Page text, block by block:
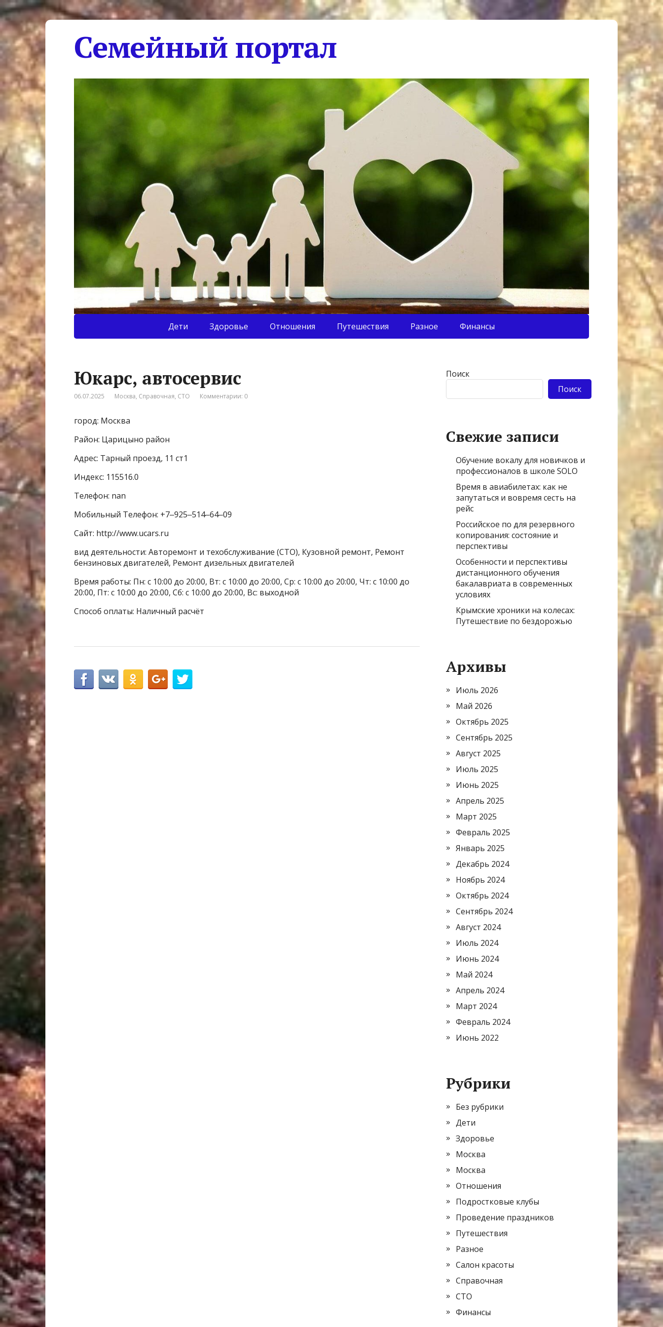
Семейный портал
Дети Здоровье Отношения Путешествия Разное Финансы
Юкарс, автосервис
06.07.2025 Москва, Справочная, СТО Комментарии: 0
город: Москва
Район: Царицыно район
Адрес: Тарный проезд, 11 ст1
Индекс: 115516.0
Телефон: nan
Мобильный Телефон: +7‒925‒514‒64‒09
Сайт: http://www.ucars.ru
вид деятельности: Авторемонт и техобслуживание (СТО), Кузовной ремонт, Ремонт
бензиновых двигателей, Ремонт дизельных двигателей
Время работы: Пн: с 10:00 до 20:00, Вт: с 10:00 до 20:00, Ср: с 10:00 до 20:00, Чт: с 10:00 до
20:00, Пт: с 10:00 до 20:00, Сб: с 10:00 до 20:00, Вс: выходной
Способ оплаты: Наличный расчёт
Поиск
Поиск
Свежие записи
Обучение вокалу для новичков и
профессионалов в школе SOLO
Время в авиабилетах: как не
запутаться и вовремя сесть на
рейс
Российское по для резервного
копирования: состояние и
перспективы
Особенности и перспективы
дистанционного обучения
бакалавриата в современных
условиях
Крымские хроники на колесах:
Путешествие по бездорожью
Архивы
Июль 2026
Май 2026
Октябрь 2025
Сентябрь 2025
Август 2025
Июль 2025
Июнь 2025
Апрель 2025
Март 2025
Февраль 2025
Январь 2025
Декабрь 2024
Ноябрь 2024
Октябрь 2024
Сентябрь 2024
Август 2024
Июль 2024
Июнь 2024
Май 2024
Апрель 2024
Март 2024
Февраль 2024
Июнь 2022
Рубрики
Без рубрики
Дети
Здоровье
Москва
Москва
Отношения
Подростковые клубы
Проведение праздников
Путешествия
Разное
Салон красоты
Справочная
СТО
Финансы